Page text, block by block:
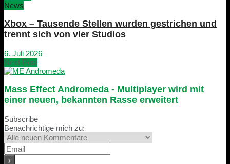
News
Xbox – Tausende Stellen wurden gestrichen und
trennt sich von vier Studios
6. Juli 2026
Next Post
Mass Effect Andromeda - Multiplayer wird mit
einer neuen, bekannten Rasse erweitert
Subscribe
Benachrichtige mich zu: